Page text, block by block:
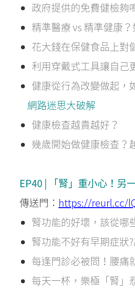
政府提供的免費健檢夠
精準醫療 vs 精準健康
花大錢在保健食品上對
利用穿戴式工具讓自己
健康從行為改變做起，
網路迷思大破解
健康檢查越貴越好？
幾歲開始做健康檢查？
EP40 | 「腎」重小心！另
傳送門： https://reurl.cc/
腎功能的好壞，該從哪
腎功能不好有早期症狀
每逢門診必被問！腰痛
每天一杯，樂極「腎」